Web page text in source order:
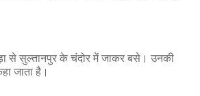
से सुल्तानपुर के चंदोर में जाकर बसे। उनकी
जाता है।